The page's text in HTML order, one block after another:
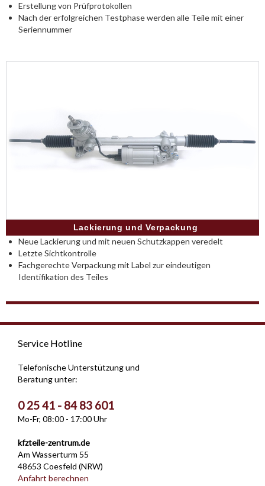
Erstellung von Prüfprotokollen
Nach der erfolgreichen Testphase werden alle Teile mit einer
Seriennummer
Lackierung und Verpackung
Neue Lackierung und mit neuen Schutzkappen veredelt
Letzte Sichtkontrolle
Fachgerechte Verpackung mit Label zur eindeutigen
Identifikation des Teiles
Service Hotline
Telefonische Unterstützung und
Beratung unter:
0 25 41 - 84 83 601
Mo-Fr, 08:00 - 17:00 Uhr
kfzteile-zentrum.de
Am Wasserturm 55
48653 Coesfeld (NRW)
Anfahrt berechnen